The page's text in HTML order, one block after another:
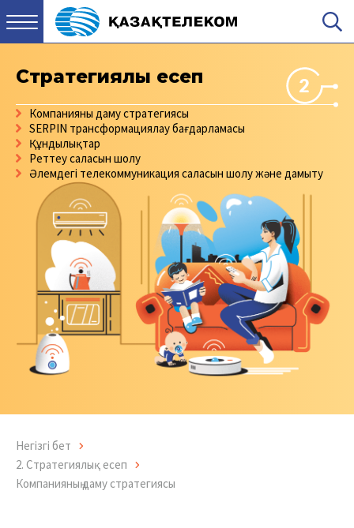
Стратегиялық есеп 2
Компанияның даму стратегиясы
SERPIN трансформациялау бағдарламасы
Құндылықтар
Реттеу саласын шолу
Әлемдегі телеком­муника­ция саласын шолу және дамыту
Негізгі бет
2. Стратегиялық есеп
Компанияның даму стратегиясы